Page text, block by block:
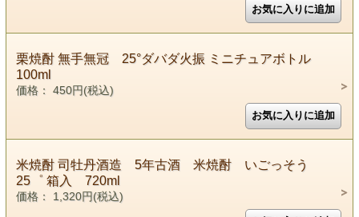
栗焼酎 無手無冠 25°ダバダ火振 ミニチュアボトル
100ml
価格： 450円(税込)
米焼酎 司牡丹酒造 5年古酒 米焼酎 いごっそう
25゜ 箱入 720ml
価格： 1,320円(税込)